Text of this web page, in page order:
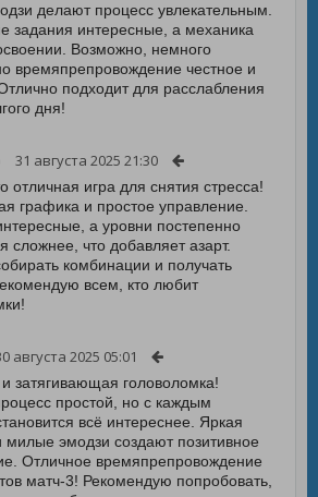
делают процесс увлекательным.
задания интересные, а механика
Возможно, немного
времяпрепровождение честное и
подходит для расслабления
дня!
31 августа 2025 21:30
отличная игра для снятия стресса!
графика и простое управление.
а уровни постепенно
сложнее, что добавляет азарт.
комбинации и получать
всем, кто любит
августа 2025 05:01
затягивающая головоломка!
простой, но с каждым
всё интереснее. Яркая
милые эмодзи создают позитивное
Отличное времяпрепровождение
матч-3! Рекомендую попробовать,